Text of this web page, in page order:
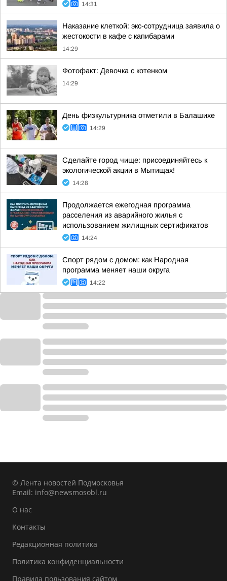
14:31
Наказание клеткой: экс-сотрудница заявила о
жестокости в кафе с капибарами
14:29
Фотофакт: Девочка с котенком
14:29
День физкультурника отметили в Балашихе
14:29
Сделайте город чище: присоединяйтесь к
экологической акции в Мытищах!
14:28
Продолжается ежегодная программа
расселения из аварийного жилья с
использованием жилищных сертификатов
14:24
Спорт рядом с домом: как Народная
программа меняет наши округа
14:22
© Лента новостей Подмосковья
Email: info@newsmosobl.ru
О нас
Контакты
Редакционная политика
Политика конфиденциальности
Правила пользования сайтом